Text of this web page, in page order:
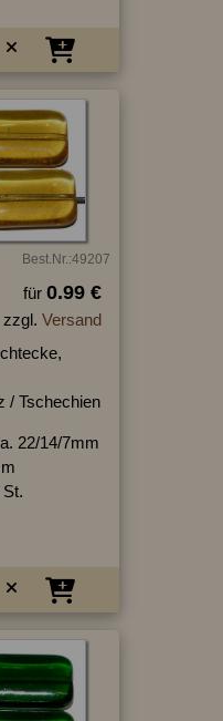
Best.Nr.:49207
für 0.99 €
zzgl. Versand
/ Tschechien
22/14/7mm